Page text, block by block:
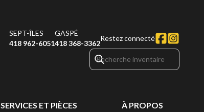
SEPT-ÎLES
418 962-6051
GASPÉ
418 368-3362
Restez connecté
SERVICES ET PIÈCES À PROPOS